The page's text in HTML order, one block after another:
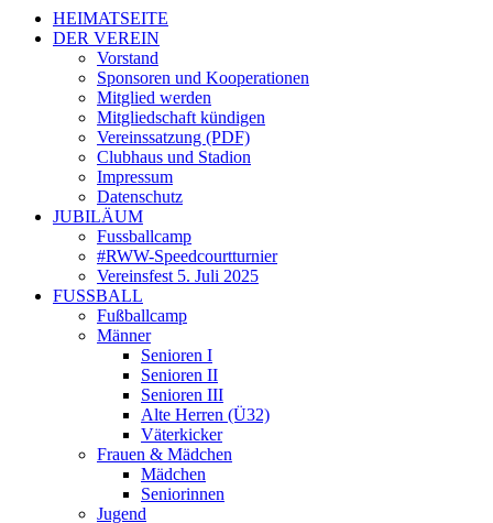
HEIMATSEITE
DER VEREIN
Vorstand
Sponsoren und Kooperationen
Mitglied werden
Mitgliedschaft kündigen
Vereinssatzung (PDF)
Clubhaus und Stadion
Impressum
Datenschutz
JUBILÄUM
Fussballcamp
#RWW-Speedcourtturnier
Vereinsfest 5. Juli 2025
FUSSBALL
Fußballcamp
Männer
Senioren I
Senioren II
Senioren III
Alte Herren (Ü32)
Väterkicker
Frauen & Mädchen
Mädchen
Seniorinnen
Jugend